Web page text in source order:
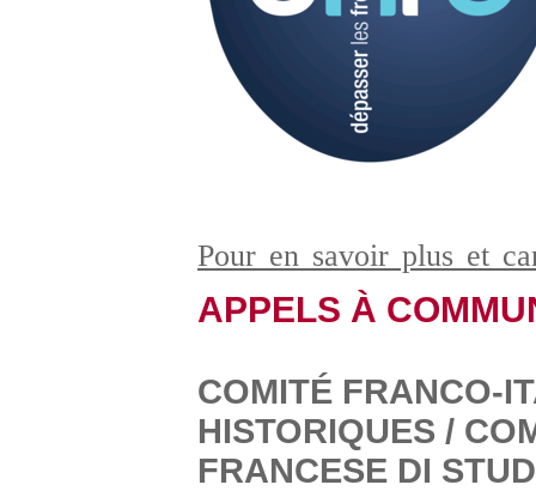
Pour en savoir plus et
APPELS À
COMITÉ FRANCO-
HISTORIQUES /
FRANCESE DI